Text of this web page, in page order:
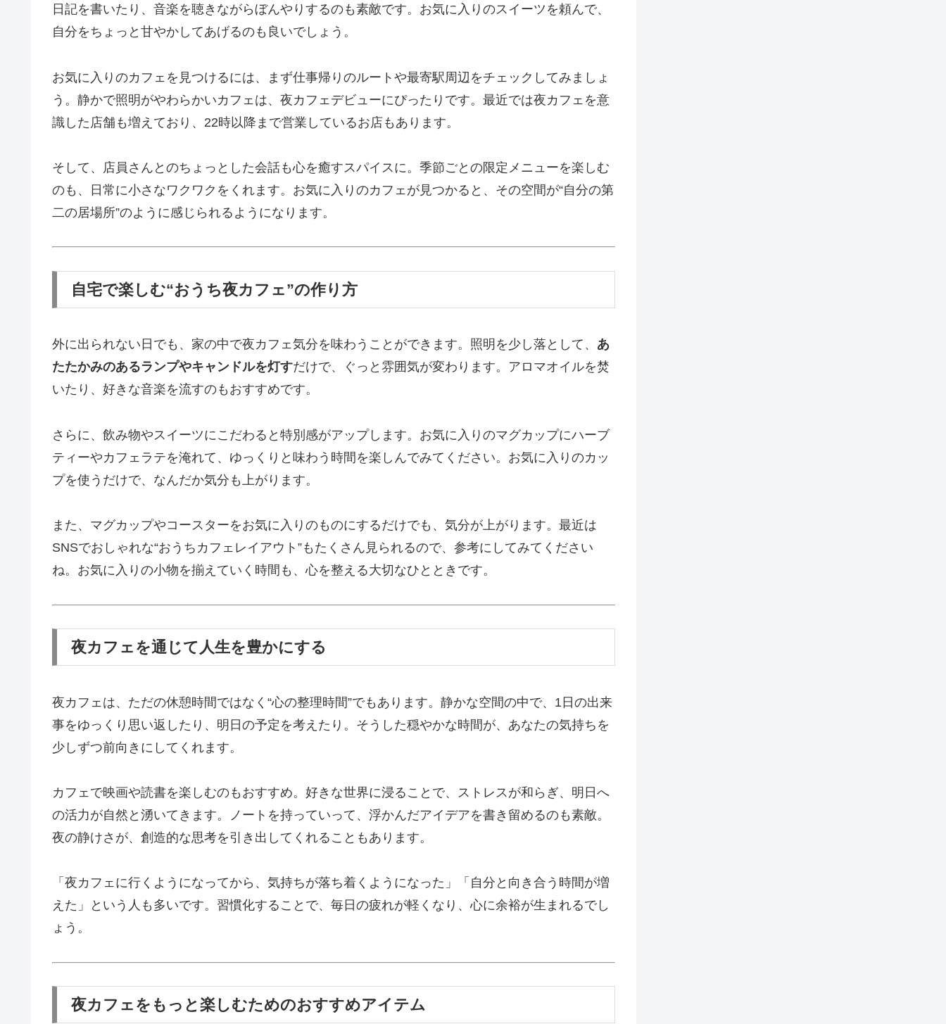
日記を書いたり、音楽を聴きながらぼんやりするのも素敵です。お気に入りのスイーツを頼んで、
自分をちょっと甘やかしてあげるのも良いでしょう。
お気に入りのカフェを見つけるには、まず仕事帰りのルートや最寄駅周辺をチェックしてみましょ
う。静かで照明がやわらかいカフェは、夜カフェデビューにぴったりです。最近では夜カフェを意
識した店舗も増えており、22時以降まで営業しているお店もあります。
そして、店員さんとのちょっとした会話も心を癒すスパイスに。季節ごとの限定メニューを楽しむ
のも、日常に小さなワクワクをくれます。お気に入りのカフェが見つかると、その空間が“自分の第
二の居場所”のように感じられるようになります。
自宅で楽しむ“おうち夜カフェ”の作り方
外に出られない日でも、家の中で夜カフェ気分を味わうことができます。照明を少し落として、 あ
たたかみのあるランプやキャンドルを灯すだけで、ぐっと雰囲気が変わります。アロマオイルを焚
いたり、好きな音楽を流すのもおすすめです。
さらに、飲み物やスイーツにこだわると特別感がアップします。お気に入りのマグカップにハーブ
ティーやカフェラテを淹れて、ゆっくりと味わう時間を楽しんでみてください。お気に入りのカッ
プを使うだけで、なんだか気分も上がります。
また、マグカップやコースターをお気に入りのものにするだけでも、気分が上がります。最近は
SNSでおしゃれな“おうちカフェレイアウト”もたくさん見られるので、参考にしてみてください
ね。お気に入りの小物を揃えていく時間も、心を整える大切なひとときです。
夜カフェを通じて人生を豊かにする
夜カフェは、ただの休憩時間ではなく“心の整理時間”でもあります。静かな空間の中で、1日の出来
事をゆっくり思い返したり、明日の予定を考えたり。そうした穏やかな時間が、あなたの気持ちを
少しずつ前向きにしてくれます。
カフェで映画や読書を楽しむのもおすすめ。好きな世界に浸ることで、ストレスが和らぎ、明日へ
の活力が自然と湧いてきます。ノートを持っていって、浮かんだアイデアを書き留めるのも素敵。
夜の静けさが、創造的な思考を引き出してくれることもあります。
「夜カフェに行くようになってから、気持ちが落ち着くようになった」「自分と向き合う時間が増
えた」という人も多いです。習慣化することで、毎日の疲れが軽くなり、心に余裕が生まれるでし
ょう。
夜カフェをもっと楽しむためのおすすめアイテム